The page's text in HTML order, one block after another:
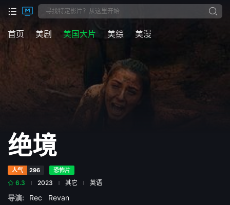
首页 美剧 美国大片 美综 美漫
绝境
人气 296 恐怖片
6.3 2023 其它 英语
导演: Rec Revan